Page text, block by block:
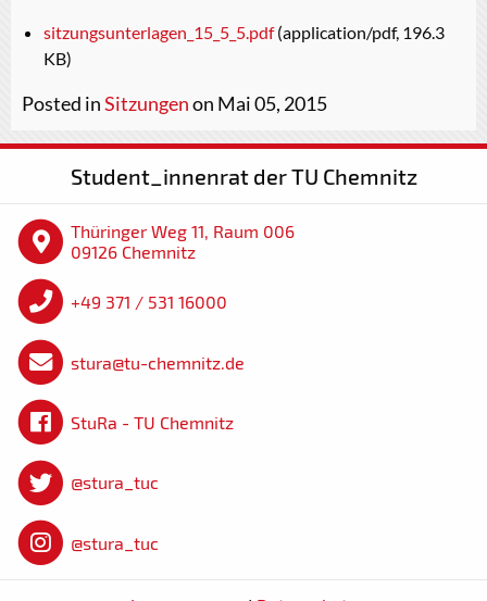
sitzungsunterlagen_15_5_5.pdf(application/pdf, 196.3
KB)
Posted inSitzungenon Mai 05, 2015
Student_innenrat der TU Chemnitz
Thüringer Weg 11, Raum 006
09126 Chemnitz
+49 371 / 531 16000
stura@tu-chemnitz.de
StuRa - TU Chemnitz
@stura_tuc
@stura_tuc